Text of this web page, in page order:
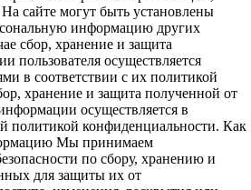
сайте могут быть установлены
информацию других
сбор, хранение и защита
пользователя осуществляется
в соответствии с их политикой
хранение и защита полученной от
осуществляется в
политикой конфиденциальности. Как
Мы принимаем
по сбору, хранению и
для защиты их от